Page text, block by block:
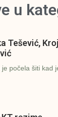
u
Tešević,
je počela šiti kad